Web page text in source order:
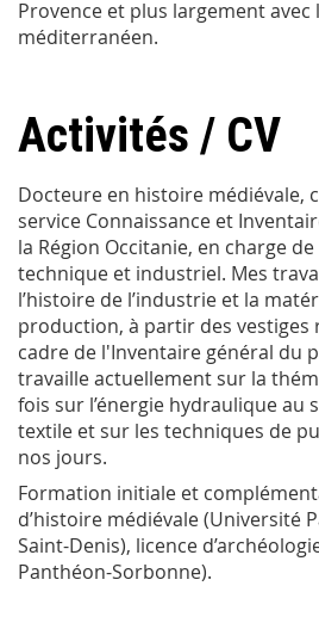
Provence et plus largement avec
méditerranéen.
Activités / CV
Docteure en histoire médiévale,
service Connaissance et
la Région Occitanie, en charge
technique et industriel. Mes
l’histoire de l’industrie et la
production, à partir des vestiges
cadre de l'Inventaire général du
travaille actuellement sur la
fois sur l’énergie hydraulique au
textile et sur les techniques de
nos jours.
Formation initiale et
d’histoire médiévale (Université
Saint-Denis), licence
Panthéon-Sorbonne).